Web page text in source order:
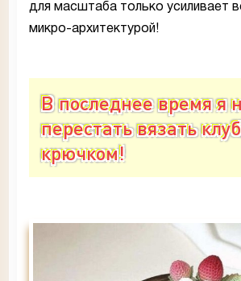
для масштаба только усиливает
микро-архитектурой!
В последнее время я
перестать вязать
крючком!